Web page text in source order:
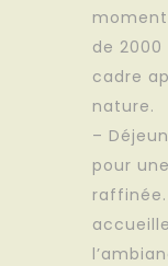
de 2000
cadre
nature.
–
pour